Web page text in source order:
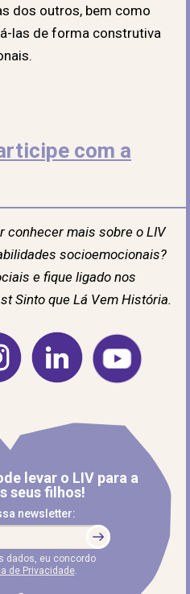
dos outros, bem como
las de forma construtiva
com a
conhecer mais sobre o LIV
socioemocionais?
e fique ligado nos
Sinto que Lá Vem História.
levar o LIV para a
seus filhos!
newsletter:
dados, eu concordo
de Privacidade.